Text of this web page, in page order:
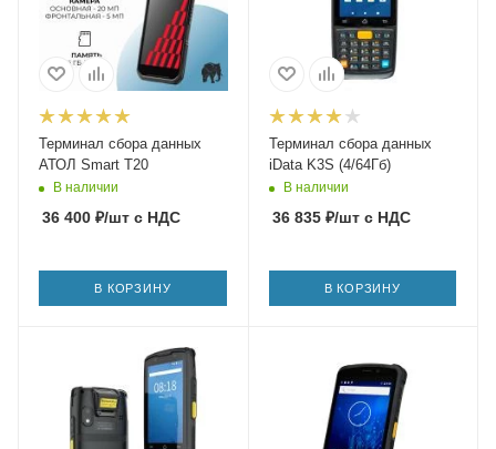
Терминал сбора данных
АТОЛ Smart T20
В наличии
36 400 ₽/шт с НДС
В КОРЗИНУ
Терминал сбора данных
iData K3S (4/64Гб)
В наличии
36 835₽/штс НДС
В КОРЗИНУ